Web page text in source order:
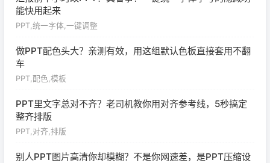
能快用起来
PPT,统一字体,一键调整
做PPT配色头大？亲测有效，用这组默认色板直接套用不翻
车
PPT,配色,模板
PPT里文字总对不齐？老司机教你用对齐参考线，5秒搞定
整齐排版
PPT,对齐,排版
别人PPT图片高清你却模糊？不是你网速差，是PPT压缩设